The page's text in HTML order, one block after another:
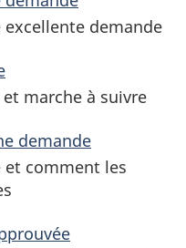
demande
marche à suivre
demande
et comment les